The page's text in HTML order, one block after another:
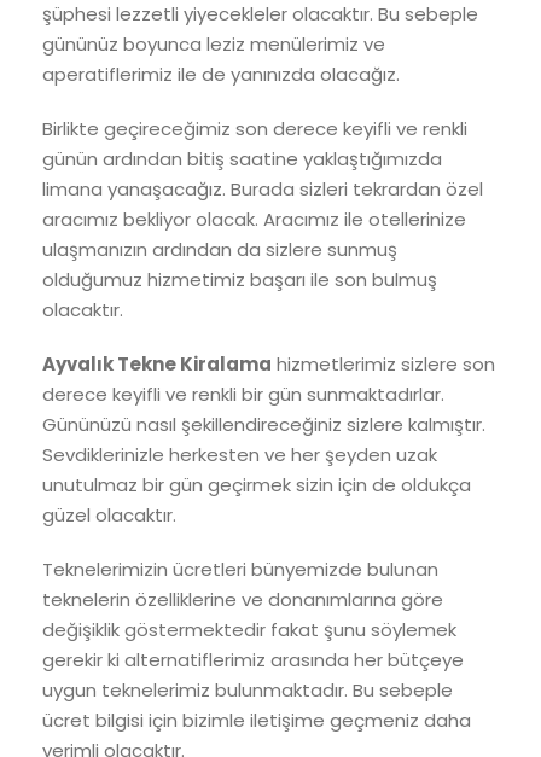
şüphesi lezzetli yiyecekleler olacaktır. Bu sebeple
gününüz boyunca leziz menülerimiz ve
aperatiflerimiz ile de yanınızda olacağız.
Birlikte geçireceğimiz son derece keyifli ve renkli
günün ardından bitiş saatine yaklaştığımızda
limana yanaşacağız. Burada sizleri tekrardan özel
aracımız bekliyor olacak. Aracımız ile otellerinize
ulaşmanızın ardından da sizlere sunmuş
olduğumuz hizmetimiz başarı ile son bulmuş
olacaktır.
Ayvalık Tekne Kiralama hizmetlerimiz sizlere son
derece keyifli ve renkli bir gün sunmaktadırlar.
Gününüzü nasıl şekillendireceğiniz sizlere kalmıştır.
Sevdiklerinizle herkesten ve her şeyden uzak
unutulmaz bir gün geçirmek sizin için de oldukça
güzel olacaktır.
Teknelerimizin ücretleri bünyemizde bulunan
teknelerin özelliklerine ve donanımlarına göre
değişiklik göstermektedir fakat şunu söylemek
gerekir ki alternatiflerimiz arasında her bütçeye
uygun teknelerimiz bulunmaktadır. Bu sebeple
ücret bilgisi için bizimle iletişime geçmeniz daha
verimli olacaktır.